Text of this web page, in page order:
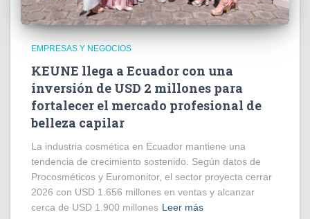
EMPRESAS Y NEGOCIOS
KEUNE llega a Ecuador con una
inversión de USD 2 millones para
fortalecer el mercado profesional de
belleza capilar
La industria cosmética en Ecuador mantiene una
tendencia de crecimiento sostenido. Según datos de
Procosméticos y Euromonitor, el sector proyecta cerrar
2026 con USD 1.656 millones en ventas y alcanzar
cerca de USD 1.900 millones Leer más